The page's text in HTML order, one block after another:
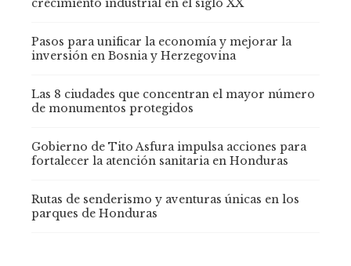
crecimiento industrial en el siglo XX
Pasos para unificar la economía y mejorar la
inversión en Bosnia y Herzegovina
Las 8 ciudades que concentran el mayor número
de monumentos protegidos
Gobierno de Tito Asfura impulsa acciones para
fortalecer la atención sanitaria en Honduras
Rutas de senderismo y aventuras únicas en los
parques de Honduras